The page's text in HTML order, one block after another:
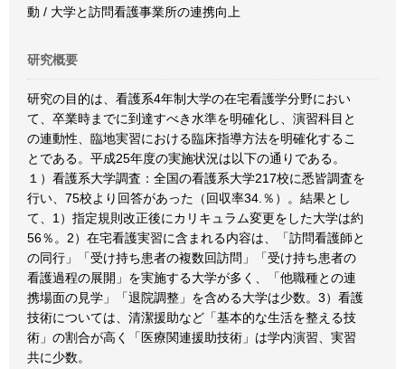
動 / 大学と訪問看護事業所の連携向上
研究概要
研究の目的は、看護系4年制大学の在宅看護学分野におい
て、卒業時までに到達すべき水準を明確化し、演習科目と
の連動性、臨地実習における臨床指導方法を明確化するこ
とである。平成25年度の実施状況は以下の通りである。
１）看護系大学調査：全国の看護系大学217校に悉皆調査を
行い、75校より回答があった（回収率34.％）。結果とし
て、1）指定規則改正後にカリキュラム変更をした大学は約
56％。2）在宅看護実習に含まれる内容は、「訪問看護師と
の同行」「受け持ち患者の複数回訪問」「受け持ち患者の
看護過程の展開」を実施する大学が多く、「他職種との連
携場面の見学」「退院調整」を含める大学は少数。3）看護
技術については、清潔援助など「基本的な生活を整える技
術」の割合が高く「医療関連援助技術」は学内演習、実習
共に少数。